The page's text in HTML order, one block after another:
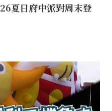
夏日府中派對周末登